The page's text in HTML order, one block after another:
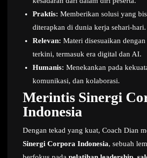
Praktis: Memberikan solusi yang
diterapkan di dunia kerja sehari-hari.
Relevan: Materi disesuaikan
terkini, termasuk era digital dan AI.
Humanis: Menekankan pada
komunikasi, dan kolaborasi.
Merintis Sinergi
Indonesia
Dengan tekad yang kuat, Coach Dian
Sinergi Corpora Indonesia, sebuah